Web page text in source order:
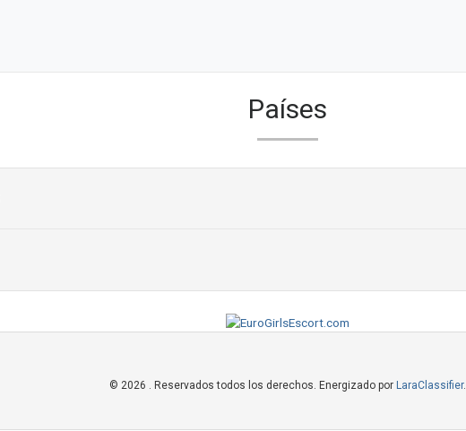
Países
© 2026 . Reservados todos los derechos. Energizado por LaraClassifier.